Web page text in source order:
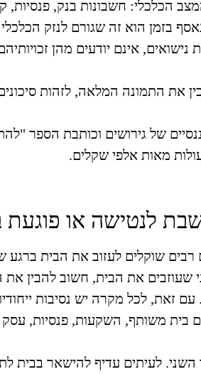
הכלכלי: חשבונות בנק, פנסיות,
בזמן הוא זה שגורם לנזק הכלכלי
רבים בגילאי 40+, לאחר עשרות שנות נישואים, אינם
את התמונה המלאה, לזהות
כלכליים ופיננסיים של גירושים
מאות אלפי שקלים.
לנטישה או פוגעת
רבים שוקלים לעזוב את הבית ברגע
שעוזבים את הבית, חשוב להבין
זאת, לכל מקרה יש נסיבות
בית משותף, השקעות, פנסיות,
לעיתים עדיף להישאר בבית